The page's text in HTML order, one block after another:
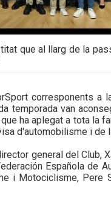
que al llarg de la
corresponents a
temporada van
ha aplegat a tota la
d'automobilisme i de
general del
Española de
i Motociclisme, Pere